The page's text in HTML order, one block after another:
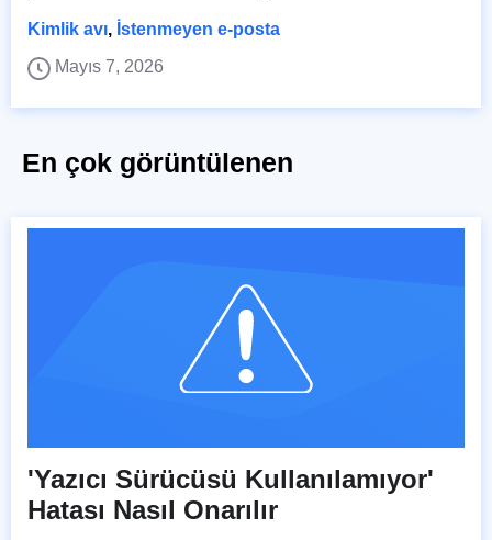
Kimlik avı, İstenmeyen e-posta
Mayıs 7, 2026
En çok görüntülenen
'Yazıcı Sürücüsü Kullanılamıyor'
Hatası Nasıl Onarılır